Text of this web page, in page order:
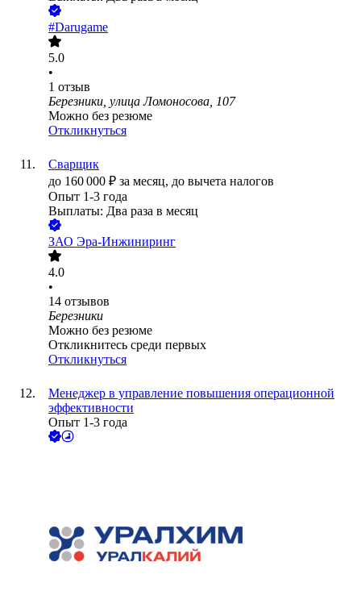
#Darugame
5.0
•
1 отзыв
Березники, улица Ломоносова, 107
Можно без резюме
Откликнуться
Сварщик
до 160 000 ₽ за месяц, до вычета налогов
Опыт 1-3 года
Выплаты: Два раза в месяц
ЗАО Эра-Инжиниринг
4.0
•
14 отзывов
Березники
Можно без резюме
Откликнитесь среди первых
Откликнуться
Менеджер в управление повышения операционной
эффективности
Опыт 1-3 года